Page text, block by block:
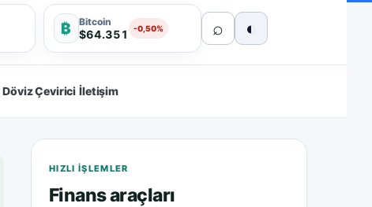
₿ Bitcoin
$64.351 -0,50% ⌕ ◐
Döviz Çevirici İletişim
HIZLI IŞLEMLER
Finans araçları